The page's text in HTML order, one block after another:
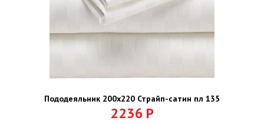
Пододеяльник 200х220 Страйп-сатин пл 135
2236 Р